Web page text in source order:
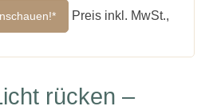
Preis inkl. MwSt.,
rücken –